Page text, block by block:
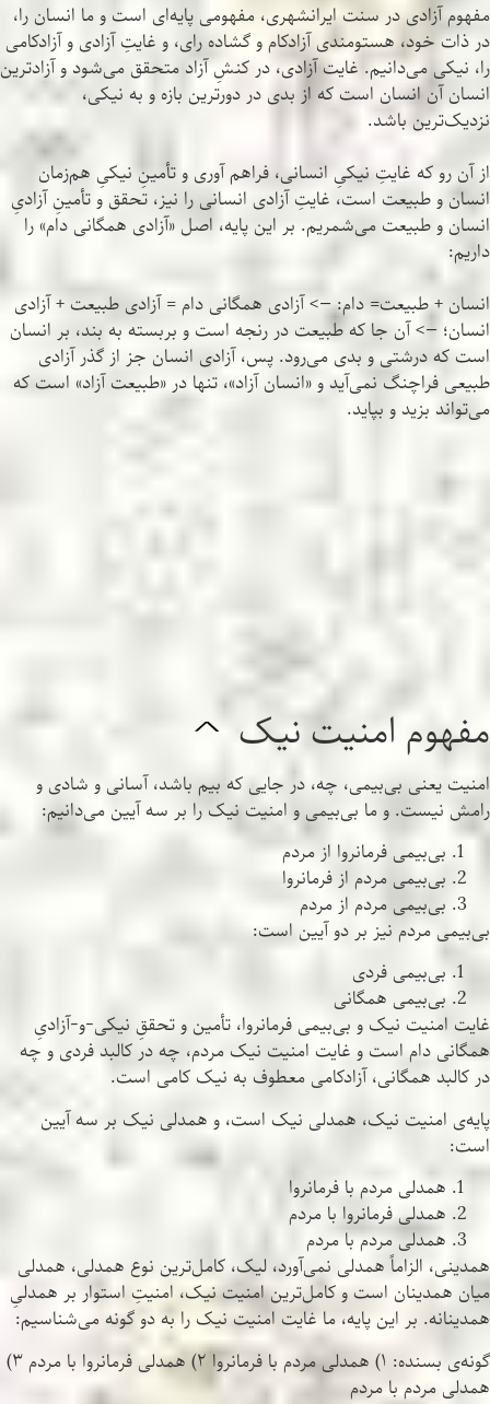
مفهوم آزادی در سنت ایرانشهری، مفهومی پایه‌ای است و ما انسان را،
در ذات خود، هستومندی آزادکام و گشاده رای، و غایتِ آزادی و آزادکامی
را، نیکی می‌دانیم. غایت آزادی، در کنشِ آزاد متحقق می‌شود و آزادترین
انسان آن انسان است که از بدی در دورترین بازه و به نیکی،
نزدیک‌ترین باشد.
از آن رو که غایتِ نیکیِ انسانی، فراهم آوری و تأمینِ نیکیِ هم‌زمان
انسان و طبیعت است، غایتِ آزادی انسانی را نیز، تحقق و تأمینِ آزادیِ
انسان و طبیعت می‌شمریم. بر این پایه، اصل «آزادی همگانی دام» را
داریم:
انسان + طبیعت= دام: —> آزادی همگانی دام = آزادی طبیعت + آزادی
انسان؛ —> آن جا که طبیعت در رنجه است و بربسته به بند، بر انسان
است که درشتی و بدی می‌رود. پس، آزادی انسان جز از گذر آزادی
طبیعی فراچنگ نمی‌آید و «انسان آزاد»، تنها در «طبیعت آزاد» است که
می‌تواند بزید و بپاید.
مفهوم امنیت نیک ^
امنیت یعنی بی‌بیمی، چه، در جایی که بیم باشد، آسانی و شادی و
رامش نیست. و ما بی‌بیمی و امنیت نیک را بر سه آیین می‌دانیم:
بی‌بیمی فرمانروا از مردم
بی‌بیمی مردم از فرمانروا
بی‌بیمی مردم از مردم
بی‌بیمی مردم نیز بر دو آیین است:
بی‌بیمی فردی
بی‌بیمی همگانی
غایت امنیت نیک و بی‌بیمی فرمانروا، تأمین و تحققِ نیکی-و-آزادیِ
همگانی دام است و غایت امنیت نیک مردم، چه در کالبد فردی و چه
در کالبد همگانی، آزادکامی معطوف به نیک کامی است.
پایه‌ی امنیت نیک، همدلی نیک است، و همدلی نیک بر سه آیین
است:
همدلی مردم با فرمانروا
همدلی فرمانروا با مردم
همدلی مردم با مردم
همدینی، الزاماً همدلی نمی‌آورد، لیک، کامل‌ترین نوع همدلی، همدلی
میان همدینان است و کامل‌ترین امنیت نیک، امنیتِ استوار بر همدلیِ
همدینانه. بر این پایه، ما غایت امنیت نیک را به دو گونه می‌شناسیم:
گونه‌ی بسنده: ۱) همدلی مردم با فرمانروا ۲) همدلی فرمانروا با مردم ۳)
همدلی مردم با مردم